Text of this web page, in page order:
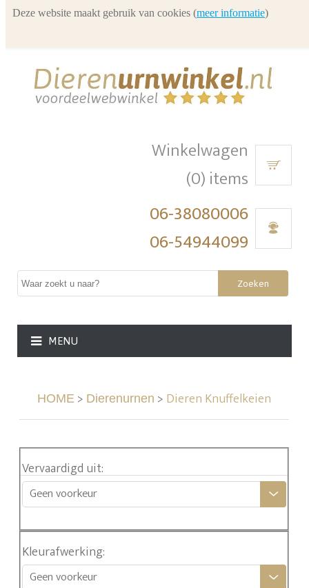
Winkelwagen
(0) items
06-38080006
06-54944099
Zoeken
MENU
HOME> Dierenurnen > Dieren Knuffelkeien
Vervaardigd uit:
Geen voorkeur
Kleurafwerking:
Geen voorkeur
Deze website maakt gebruik van cookies (meer informatie)